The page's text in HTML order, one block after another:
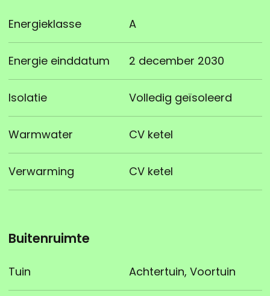
Energieklasse A
Energie einddatum 2 december 2030
Isolatie Volledig geïsoleerd
Warmwater CV ketel
Verwarming CV ketel
Buitenruimte
Tuin Achtertuin, Voortuin